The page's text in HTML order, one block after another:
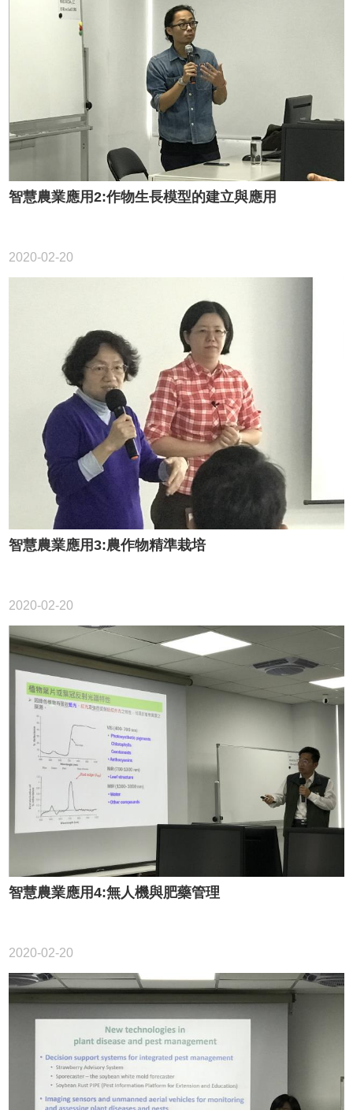
智慧農業應用2:作物生長模型的建立與應用
2020-02-20
智慧農業應用3:農作物精準栽培
2020-02-20
智慧農業應用4:無人機與肥藥管理
2020-02-20